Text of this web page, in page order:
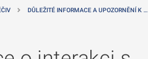
DŮLEŽITÉ INFORMACE A UPOZORNĚNÍ K …